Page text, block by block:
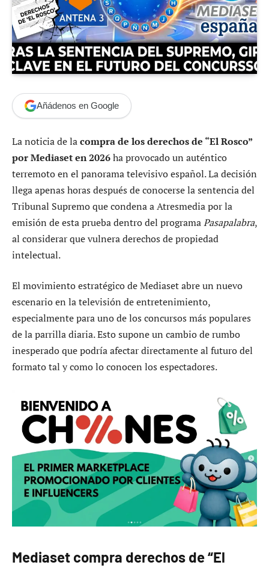
Añádenos en Google
La noticia de lacompra de los derechos de “El Rosco”
por Mediaset en 2026ha provocado un auténtico
terremoto en el panorama televisivo español.La decisión
llega apenas horas después de conocerse la sentencia del
Tribunal Supremo que condena a Atresmedia por la
emisión de esta prueba dentro del programaPasapalabra,
al considerar que vulnera derechos de propiedad
intelectual.
El movimiento estratégico de Mediaset abre un nuevo
escenario en la televisión de entretenimiento,
especialmente para uno de los concursos más populares
de la parrilla diaria. Esto supone un cambio de rumbo
inesperado que podría afectar directamente al futuro del
formato tal y como lo conocen los espectadores.
Mediaset compra derechos de “El